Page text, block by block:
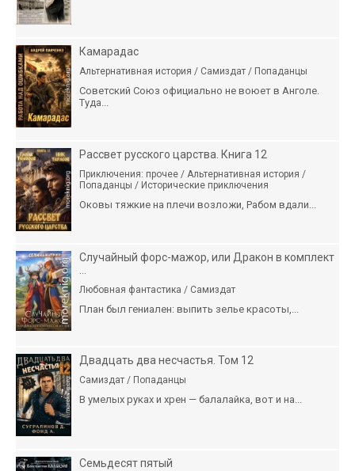
Камарадас
Альтернативная история / Самиздат / Попаданцы
Советский Союз официально не воюет в Анголе.
Туда...
Рассвет русского царства. Книга 12
Приключения: прочее / Альтернативная история /
Попаданцы / Исторические приключения
Оковы тяжкие на плечи возложи, Рабом вдали...
Случайный форс-мажор, или Дракон в комплект
Любовная фантастика / Самиздат
План был гениален: выпить зелье красоты,...
Двадцать два несчастья. Том 12
Самиздат / Попаданцы
В умелых руках и хрен — балалайка, вот и на...
Семьдесят пятый